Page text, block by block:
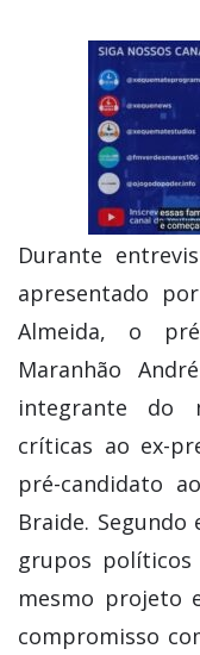
Durante
apresentado
Almeida, o
Maranhão
integrante do
críticas ao ex-
pré-candidato
Braide.
grupos
mesmo projeto
compromisso